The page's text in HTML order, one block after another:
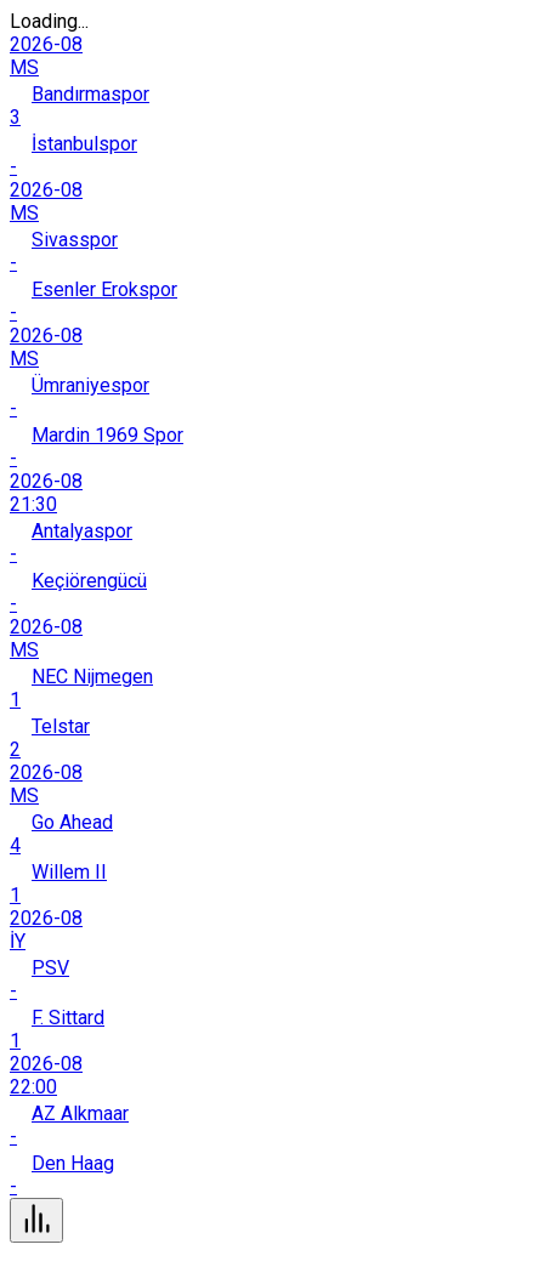
Loading...
2026-08
MS
Bandırmaspor
3
İstanbulspor
-
2026-08
MS
Sivasspor
-
Esenler Erokspor
-
2026-08
MS
Ümraniyespor
-
Mardin 1969 Spor
-
2026-08
21:30
Antalyaspor
-
Keçiörengücü
-
2026-08
MS
NEC Nijmegen
1
Telstar
2
2026-08
MS
Go Ahead
4
Willem II
1
2026-08
İY
PSV
-
F. Sittard
1
2026-08
22:00
AZ Alkmaar
-
Den Haag
-